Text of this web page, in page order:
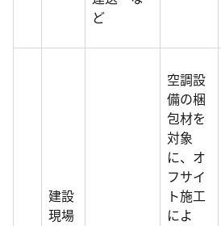
ど
建設
現場
空調設
備の梱
包材を
対象
に、オ
フサイ
ト施工
によ